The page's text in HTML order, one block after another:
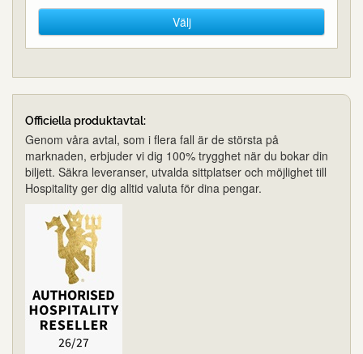
Välj
Officiella produktavtal:
Genom våra avtal, som i flera fall är de största på
marknaden, erbjuder vi dig 100% trygghet när du bokar din
biljett. Säkra leveranser, utvalda sittplatser och möjlighet till
Hospitality ger dig alltid valuta för dina pengar.